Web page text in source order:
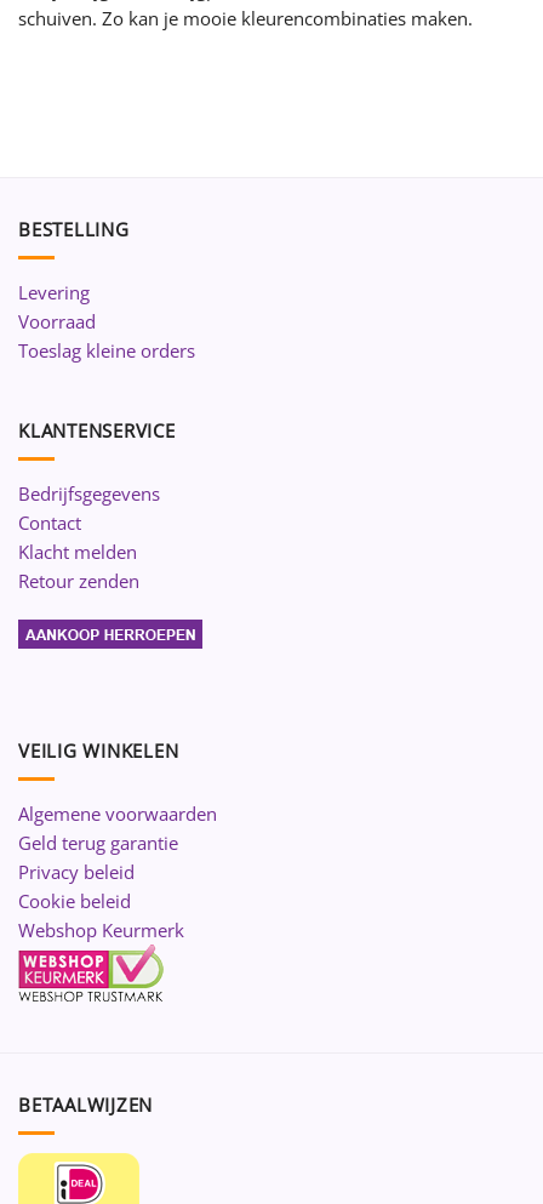
schuiven. Zo kan je mooie kleurencombinaties maken.
BESTELLING
Levering
Voorraad
Toeslag kleine orders
KLANTENSERVICE
Bedrijfsgegevens
Contact
Klacht melden
Retour zenden
VEILIG WINKELEN
Algemene voorwaarden
Geld terug garantie
Privacy beleid
Cookie beleid
Webshop Keurmerk
BETAALWIJZEN